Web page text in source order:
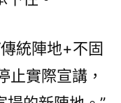
統陣地+不固
止實際宣講，